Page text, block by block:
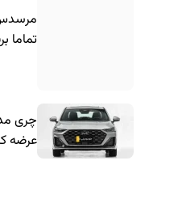
تماما
عرضه